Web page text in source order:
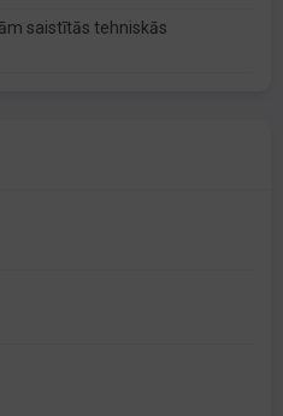
saistītās tehniskās